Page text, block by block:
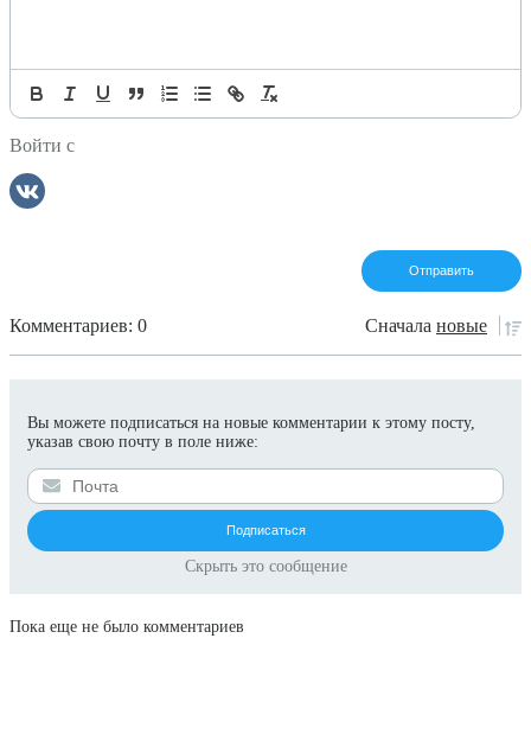
Войти с
Комментариев: 0 Сначала новые
Вы можете подписаться на новые комментарии к этому посту,
указав свою почту в поле ниже:
Скрыть это сообщение
Пока еще не было комментариев